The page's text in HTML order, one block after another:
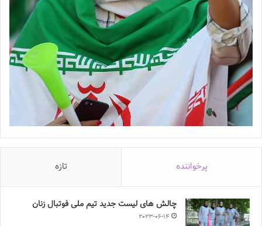
پرخواننده تازه
چالش هاى ليست جدید تيم ملى فوتبال زنان
2023-06-14